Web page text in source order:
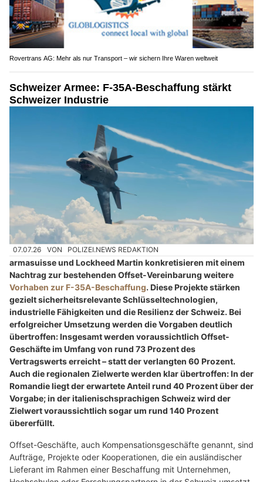
Rovertrans AG: Mehr als nur Transport – wir sichern Ihre Waren weltweit
Schweizer Armee: F-35A-Beschaffung stärkt
Schweizer Industrie
07.07.26 VON POLIZEI.NEWS REDAKTION
armasuisse und Lockheed Martin konkretisieren mit einem
Nachtrag zur bestehenden Offset-Vereinbarung weitere
Vorhaben zur F-35A-Beschaffung. Diese Projekte stärken
gezielt sicherheitsrelevante Schlüsseltechnologien,
industrielle Fähigkeiten und die Resilienz der Schweiz. Bei
erfolgreicher Umsetzung werden die Vorgaben deutlich
übertroffen: Insgesamt werden voraussichtlich Offset-
Geschäfte im Umfang von rund 73 Prozent des
Vertragswerts erreicht – statt der verlangten 60 Prozent.
Auch die regionalen Zielwerte werden klar übertroffen: In der
Romandie liegt der erwartete Anteil rund 40 Prozent über der
Vorgabe; in der italienischsprachigen Schweiz wird der
Zielwert voraussichtlich sogar um rund 140 Prozent
übererfüllt.
Offset-Geschäfte, auch Kompensationsgeschäfte genannt, sind
Aufträge, Projekte oder Kooperationen, die ein ausländischer
Lieferant im Rahmen einer Beschaffung mit Unternehmen,